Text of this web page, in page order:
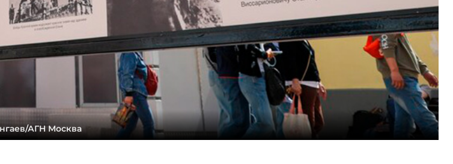
АГН Москва